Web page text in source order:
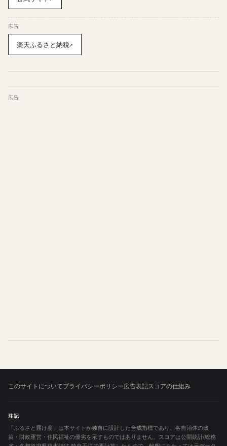
広告
楽天ふるさと納税↗
広告
このサイトについてプライバシーポリシー広告表記スコアの仕組み
注記
「ふるさと届け度」は本サイトが独自に設計した合成指標であり、各自治体の政
策・財政運営・住民福祉の優劣を示すものではありません。スコアは公開統計(総務